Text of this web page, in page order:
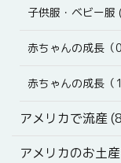
子供服・ベビー服
赤ちゃんの成長（
赤ちゃんの成長（
アメリカで流産
アメリカのお土